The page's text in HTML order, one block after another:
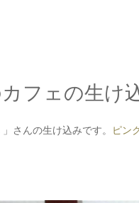
フェの生け
」さんの生け込みです。 ピン